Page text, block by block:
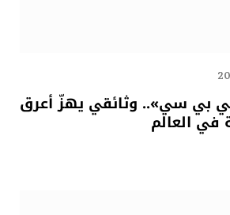
بي سي».. وثائقي يهزّ أعرق
العالم